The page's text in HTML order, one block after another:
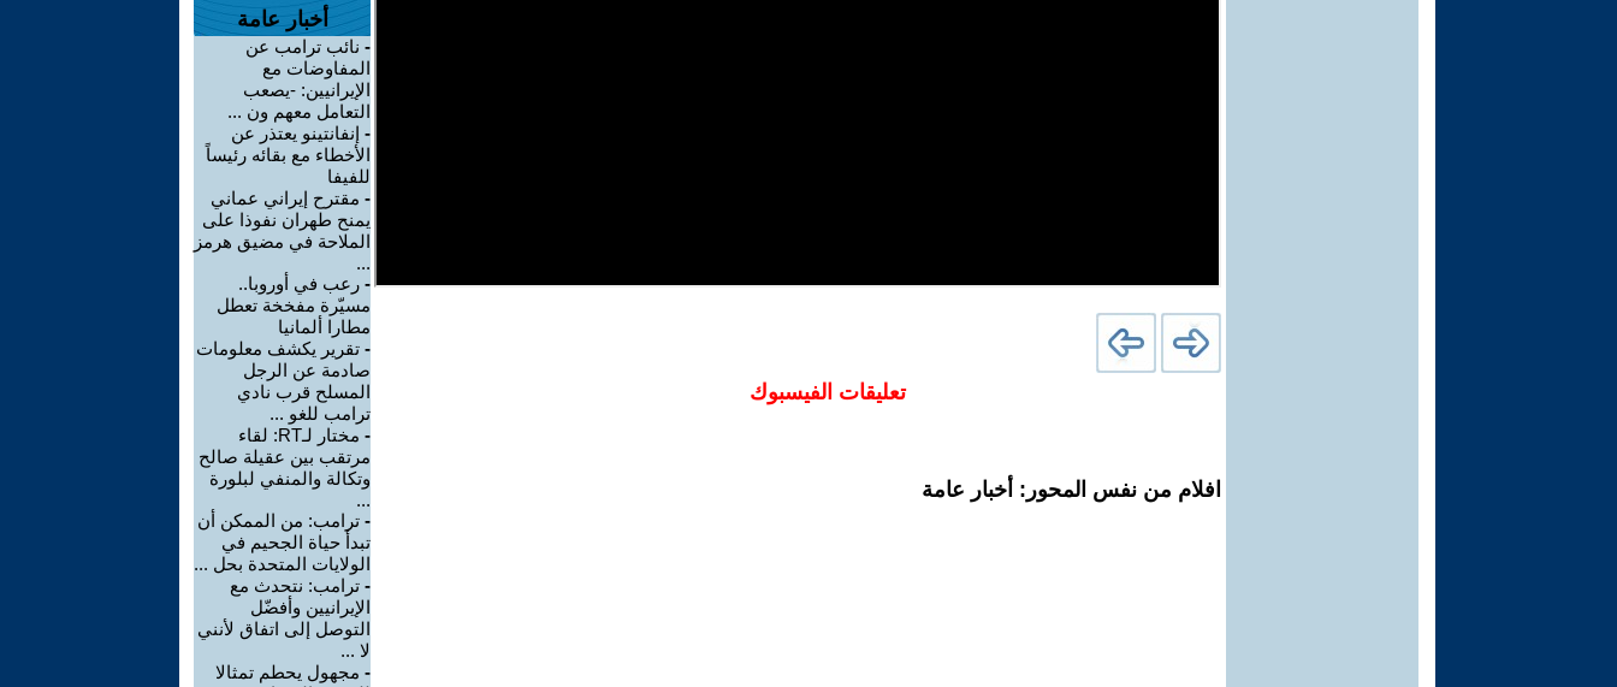
تعليقات الفيسبوك
افلام من نفس المحور: أخبار عامة
أخبار عامة
- نائب ترامب عن
المفاوضات مع
الإيرانيين: -يصعب
التعامل معهم ون ...
- إنفانتينو يعتذر عن
الأخطاء مع بقائه رئيساً
للفيفا
- مقترح إيراني عماني
يمنح طهران نفوذا على
الملاحة في مضيق هرمز
...
- رعب في أوروبا..
مسيّرة مفخخة تعطل
مطارا ألمانيا
- تقرير يكشف معلومات
صادمة عن الرجل
المسلح قرب نادي
ترامب للغو ...
-
مختار لـRT: لقاء
مرتقب بين عقيلة صالح
وتكالة والمنفي لبلورة
...
- ترامب: من الممكن أن
تبدأ حياة الجحيم في
الولايات المتحدة بحل ...
- ترامب: نتحدث مع
الإيرانيين وأفضّل
التوصل إلى اتفاق لأنني
لا ...
- مجهول يحطم تمثالا